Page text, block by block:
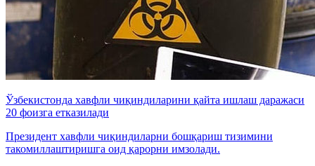
Ўзбекистонда хавфли чиқиндиларини қайта ишлаш даражаси
20 фоизга етказилади
Президент хавфли чиқиндиларни бошқариш тизимини
такомиллаштиришга оид қарорни имзолади.